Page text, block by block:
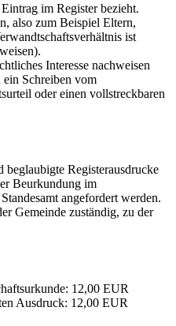
im Register bezieht.
also zum Beispiel Eltern,
ist
Interesse nachweisen
Schreiben vom
oder einen vollstreckbaren
beglaubigte Registerausdrucke
Beurkundung im
angefordert werden.
Gemeinde zuständig, zu der
12,00 EUR
Ausdruck: 12,00 EUR